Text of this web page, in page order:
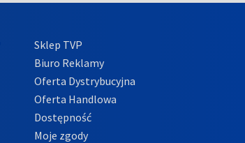
Sklep TVP
Biuro Reklamy
Oferta Dystrybucyjna
Oferta Handlowa
Dostępność
Moje zgody